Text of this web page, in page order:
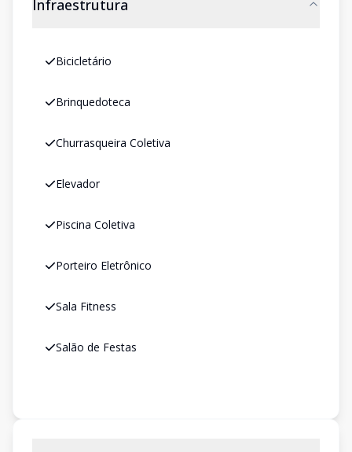
Infraestrutura
Bicicletário
Brinquedoteca
Churrasqueira Coletiva
Elevador
Piscina Coletiva
Porteiro Eletrônico
Sala Fitness
Salão de Festas